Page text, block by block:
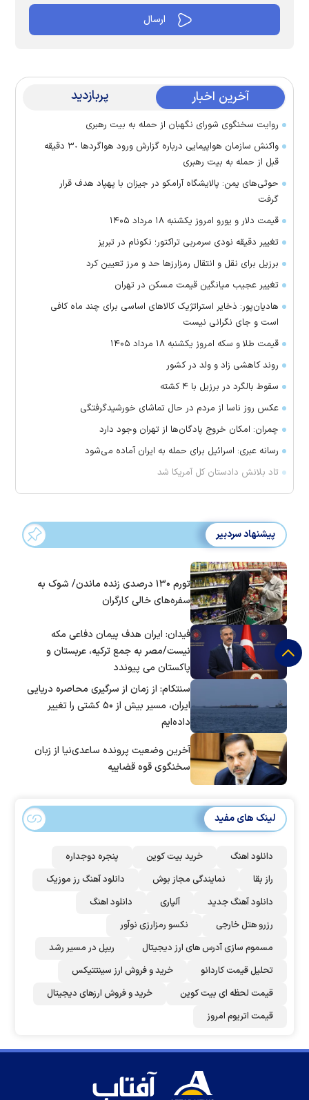
آخرین اخبار پربازدید
روایت سخنگوی شورای نگهبان از حمله به بیت رهبری
واکنش سازمان هواپیمایی درباره گزارش ورود هواگرد‌ها ٣٠ دقیقه
قبل از حمله به بیت رهبری
حوثی‌های یمن: پالایشگاه آرامکو در جیزان با پهپاد هدف قرار
گرفت
قیمت دلار و یورو امروز یکشنبه ۱۸ مرداد ۱۴۰۵
تغییر دقیقه نودی سرمربی تراکتور؛ نکونام در تبریز
برزیل برای نقل‌ و انتقال رمزارز‌ها حد و مرز تعیین کرد
تغییر عجیب میانگین قیمت مسکن در تهران
هادیان‌پور: ذخایر استراتژیک کالا‌های اساسی برای چند ماه کافی
است و جای نگرانی نیست
قیمت طلا و سکه امروز یکشنبه ۱۸ مرداد ۱۴۰۵
روند کاهشی زاد و ولد در کشور
سقوط بالگرد در برزیل با ۴ کشته
عکس روز ناسا از مردم در حال تماشای خورشیدگرفتگی
چمران: امکان خروج پادگان‌ها از تهران وجود دارد
رسانه عبری: اسرائیل برای حمله به ایران آماده می‌شود
تاد بلانش دادستان کل آمریکا شد
پیشنهاد سردبیر
تورم ۱۳۰ درصدی زنده ماندن/ شوک به
سفره‌های خالی کارگران
فیدان: ایران هدف پیمان دفاعی مکه
نیست/مصر به جمع ترکیه، عربستان و
پاکستان می پیوندد
سنتکام: از زمان از سرگیری محاصره دریایی
ایران، مسیر بیش از ۵۰ کشتی را تغییر
داده‌ایم
آخرین وضعیت پرونده ساعدی‌نیا از زبان
سخنگوی قوه قضاییه
لینک های مفید
دانلود اهنگ خرید بیت کوین
پنجره دوجداره
راز بقا
نمایندگی مجاز بوش
دانلود آهنگ رز‌ موزیک
دانلود آهنگ جدید
آلپاری
دانلود اهنگ
رزرو هتل خارجی
نکسو رمزارزی نوآور
مسموم سازی آدرس های ارز دیجیتال
ریپل در مسیر رشد
تحلیل قیمت کاردانو
خرید و فروش ارز سینتتیکس
قیمت لحظه ای بیت کوین
خرید و فروش ارزهای دیجیتال
قیمت اتریوم امروز